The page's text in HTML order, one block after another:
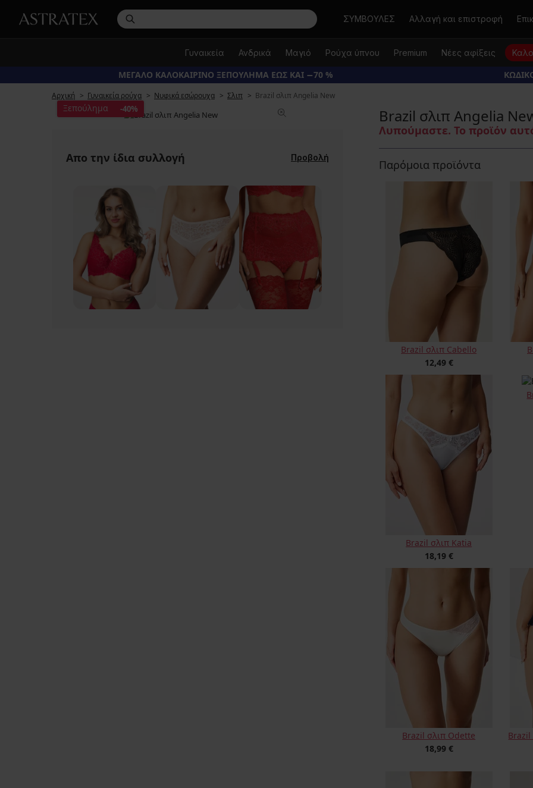
Αναζήτηση
ΣΥΜΒΟΥΛΕΣ Αλλαγή και επιστροφή
Γυναικεία Ανδρικά Μαγιό Ρούχα ύπνου Premium Νέες αφίξεις
ΜΕΓΑΛΟ ΚΑΛΟΚΑΙΡΙΝΟ ΞΕΠΟΥΛΗΜΑ ΕΩΣ ΚΑΙ −70 %
Αρχική Γυναικεία ρούχα Νυφικά εσώρουχα Σλιπ Brazil σλιπ Angelia New
Ξεπούλημα -40%
Απο την ίδια συλλογή Προβολή
Brazil σλιπ Angelia
Λυπούμαστε. Το προϊόν
Παρόμοια προϊόντα
Brazil σλιπ Cabello
12,49 €
Brazil σλιπ Katia
18,19 €
Brazil σλιπ Odette
18,99 €
Brazil